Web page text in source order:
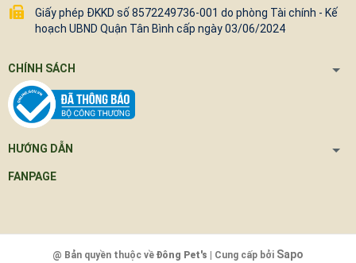
Giấy phép ĐKKD số 8572249736-001 do phòng Tài chính - Kế
hoạch UBND Quận Tân Bình cấp ngày 03/06/2024
CHÍNH SÁCH
HƯỚNG DẪN
FANPAGE
@ Bản quyền thuộc về Đông Pet's | Cung cấp bởi Sapo